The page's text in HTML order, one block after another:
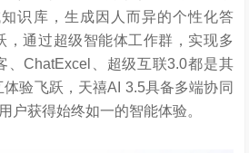
识库，生成因人而异的个性化答
，通过超级智能体工作群，实现多
、ChatExcel、超级互联3.0都是其
验飞跃，天禧AI 3.5具备多端协同
户获得始终如一的智能体验。